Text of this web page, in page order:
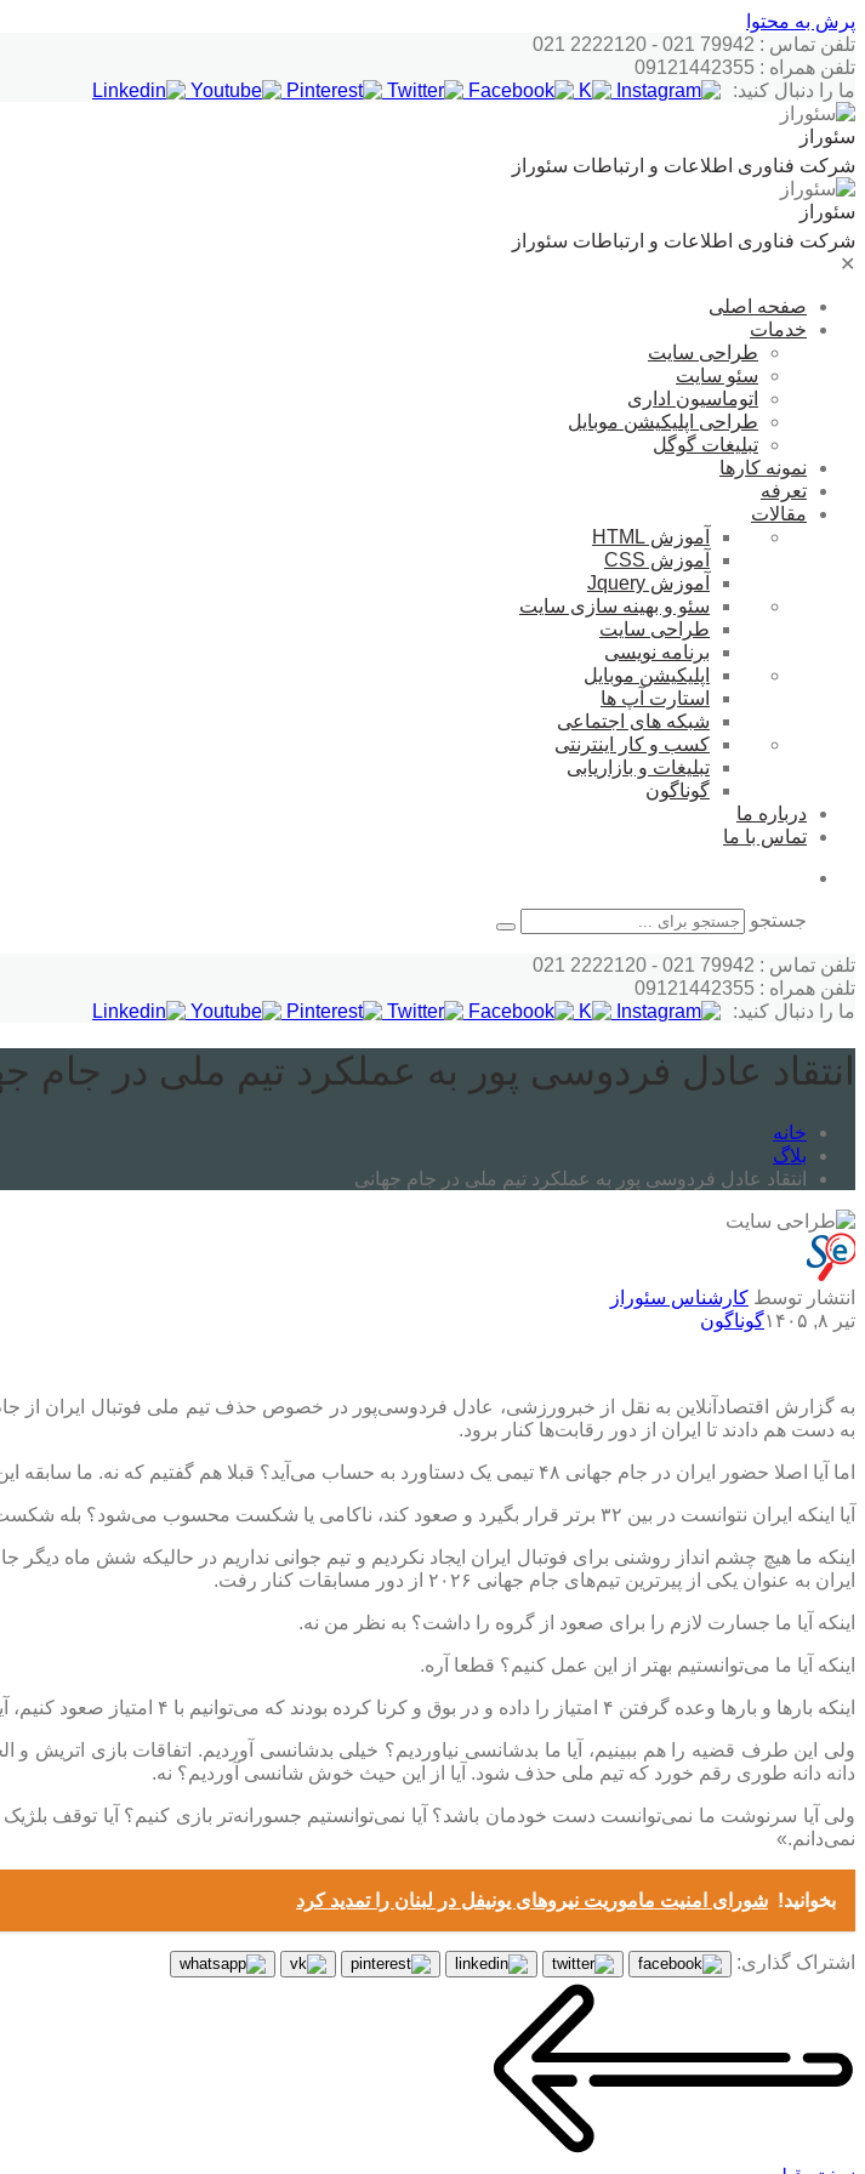
پرش به محتوا
تلفن تماس : 79942 021 - 2222120 021
تلفن همراه : 09121442355
ما را دنبال کنید:
سئوراز
شرکت فناوری اطلاعات و ارتباطات سئوراز
سئوراز
شرکت فناوری اطلاعات و ارتباطات سئوراز
✕
صفحه اصلی
خدمات
طراحی سایت
سئو سایت
اتوماسیون اداری
طراحی اپلیکیشن موبایل
تبلیغات گوگل
نمونه کارها
تعرفه
مقالات
آموزش HTML
آموزش CSS
آموزش Jquery
سئو و بهینه سازی سایت
طراحی سایت
برنامه نویسی
اپلیکیشن موبایل
استارت آپ ها
شبکه های اجتماعی
کسب و کار اینترنتی
تبلیغات و بازاریابی
گوناگون
درباره ما
تماس با ما
جستجو
تلفن تماس : 79942 021 - 2222120 021
تلفن همراه : 09121442355
ما را دنبال کنید:
انتقاد عادل فردوسی پور به عملکرد تیم ملی در جام
خانه
بلاگ
انتقاد عادل فردوسی پور به عملکرد تیم ملی در جام جهانی
انتشار توسط کارشناس سئوراز
تیر ۸, ۱۴۰۵
گوناگون
به دست هم دادند تا ایران از دور رقابت‌ها کنار برود.
اما آیا اصلا حضور ایران در جام جهانی ۴۸ تیمی یک دستاورد به حساب می‌آید؟ قبلا هم گفتیم که نه. ما سابقه این را داریم که در جام جهانی‌هایی حاضر باشیم که آسیا نیم سهمیه داشته است.
آیا اینکه ایران نتوانست در بین ۳۲ برتر قرار بگیرد و صعود کند، ناکامی یا شکست محسوب می‌شود؟ بله شکست است.
اینکه ما هیچ چشم انداز روشنی برای فوتبال ایران ایجاد نکردیم و تیم جوانی نداریم در حالیکه شش ماه
ایران به عنوان یکی از پیرترین تیم‌های جام جهانی ۲۰۲۶ از دور مسابقات کنار رفت.
اینکه آیا ما جسارت لازم را برای صعود از گروه را داشت؟ به نظر من نه.
اینکه آیا ما می‌توانستیم بهتر از این عمل کنیم؟ قطعا آره.
اینکه بارها و بارها وعده گرفتن ۴ امتیاز را داده و در بوق و کرنا کرده بودند که می‌توانیم با ۴ امتیاز صعود کنیم، آیا این ناکامی حساب می‌آید؟ بله به حساب می‌آید.
ولی این طرف قضیه را هم ببینیم، آیا ما بدشانسی نیاوردیم؟ خیلی بدشانسی آوردیم. اتفاقات بازی اتریش و
دانه دانه طوری رقم خورد که تیم ملی حذف شود. آیا از این حیث خوش شانسی آوردیم؟ نه.
ولی آیا سرنوشت ما نمی‌توانست دست خودمان باشد؟ آیا نمی‌توانستیم جسورانه‌تر بازی کنیم؟ آیا توقف
نمی‌دانم.»
بخوانید! شورای امنیت ماموریت نیروهای یونیفل در لبنان را تمدید کرد
اشتراک گذاری: